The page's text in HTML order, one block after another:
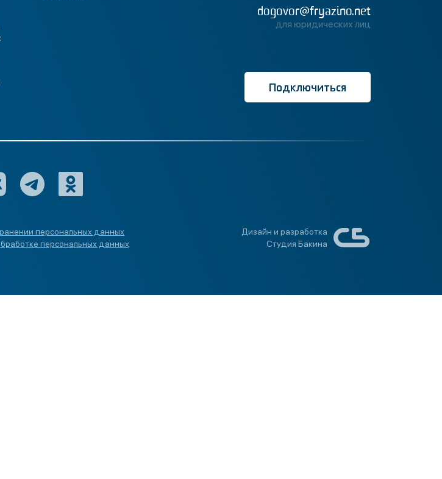
dogovor@fryazino.net
для юридических лиц
Подключиться
персональных данных
персональных данных
Дизайн и разработка
Студия Бакина